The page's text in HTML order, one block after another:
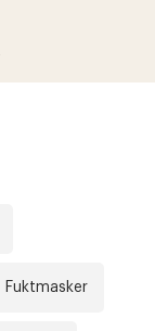
Fuktmasker